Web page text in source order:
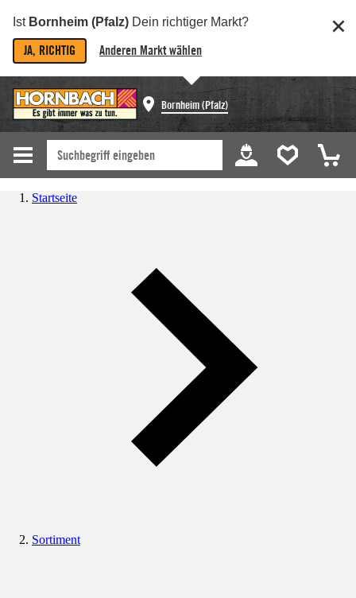
Ist Bornheim (Pfalz) Dein richtiger Markt?
JA, RICHTIG Anderen Markt wählen
Bornheim (Pfalz)
Startseite
Sortiment